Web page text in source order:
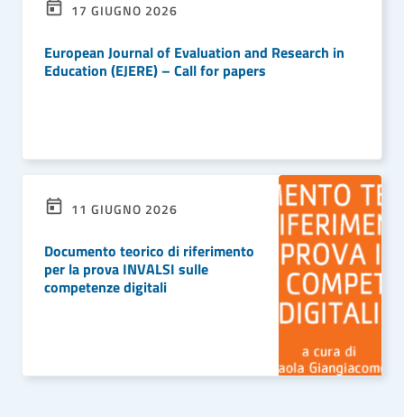
17 GIUGNO 2026
European Journal of Evaluation and Research in
Education (EJERE) – Call for papers
11 GIUGNO 2026
Documento teorico di riferimento
per la prova INVALSI sulle
competenze digitali